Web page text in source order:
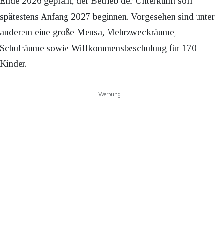
spätestens Anfang 2027 beginnen. Vorgesehen sind unter
anderem eine große Mensa, Mehrzweckräume,
Schulräume sowie Willkommensbeschulung für 170
Kinder.
Werbung